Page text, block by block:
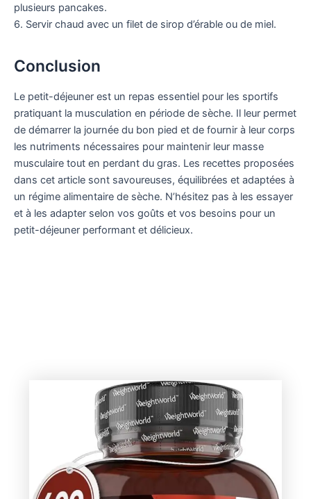
plusieurs pancakes.
6. Servir chaud avec un filet de sirop d’érable ou de miel.
Conclusion
Le petit-déjeuner est un repas essentiel pour les sportifs
pratiquant la musculation en période de sèche. Il leur permet
de démarrer la journée du bon pied et de fournir à leur corps
les nutriments nécessaires pour maintenir leur masse
musculaire tout en perdant du gras. Les recettes proposées
dans cet article sont savoureuses, équilibrées et adaptées à
un régime alimentaire de sèche. N’hésitez pas à les essayer
et à les adapter selon vos goûts et vos besoins pour un
petit-déjeuner performant et délicieux.